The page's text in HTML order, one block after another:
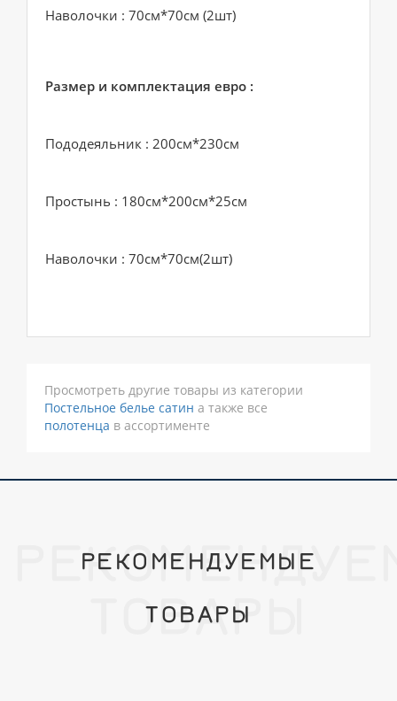
Наволочки : 70см*70см (2шт)
Размер и комплектация евро :
Пододеяльник : 200см*230см
Простынь : 180см*200см*25см
Наволочки : 70см*70см(2шт)
Просмотреть другие товары из категории
Постельное белье сатин а также все
полотенца в ассортименте
РЕКОМЕНДУЕМЫЕ
ТОВАРЫ
ТОВАРЫ